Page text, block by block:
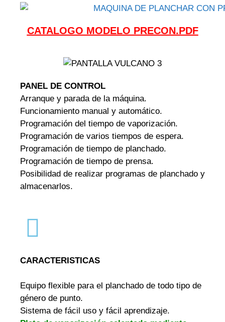
CATALOGO MODELO PRECON.PDF
PANEL DE CONTROL
Arranque y parada de la máquina.
Funcionamiento manual y automático.
Programación del tiempo de vaporización.
Programación de varios tiempos de espera.
Programación de tiempo de planchado.
Programación de tiempo de prensa.
Posibilidad de realizar programas de planchado y
almacenarlos.
CARACTERISTICAS
Equipo flexible para el planchado de todo tipo de
género de punto.
Sistema de fácil uso y fácil aprendizaje.